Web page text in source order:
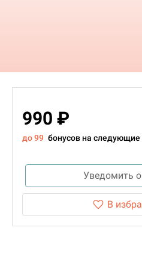
990 ₽
до 99 бонусов на следующие
Уведомить
В